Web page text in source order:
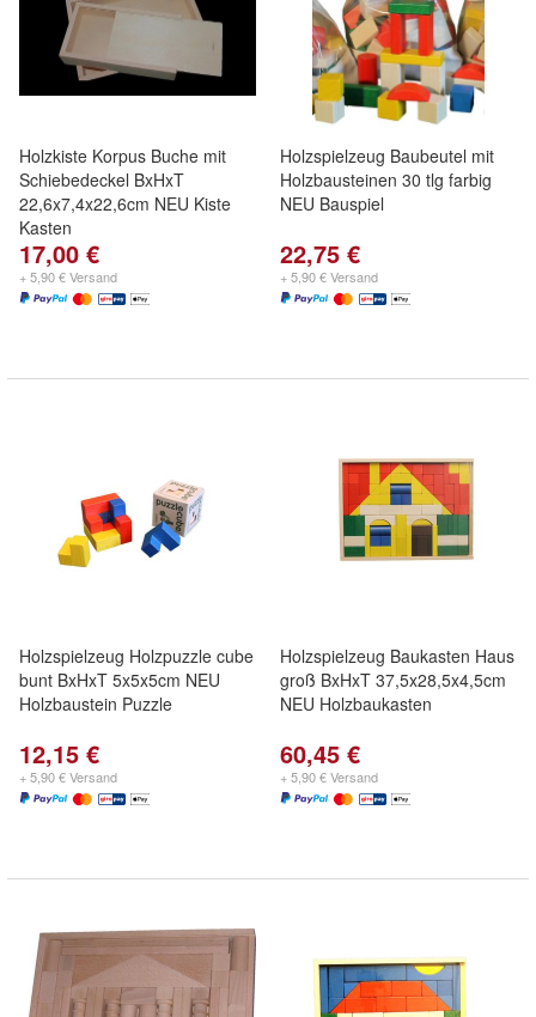
Holzkiste Korpus Buche mit
Schiebedeckel BxHxT
22,6x7,4x22,6cm NEU Kiste
Kasten
17,00 €
+ 5,90 € Versand
Holzspielzeug Baubeutel mit
Holzbausteinen 30 tlg farbig
NEU Bauspiel
22,75 €
+ 5,90 € Versand
Holzspielzeug Holzpuzzle cube
bunt BxHxT 5x5x5cm NEU
Holzbaustein Puzzle
12,15 €
+ 5,90 € Versand
Holzspielzeug Baukasten Haus
groß BxHxT 37,5x28,5x4,5cm
NEU Holzbaukasten
60,45 €
+ 5,90 € Versand